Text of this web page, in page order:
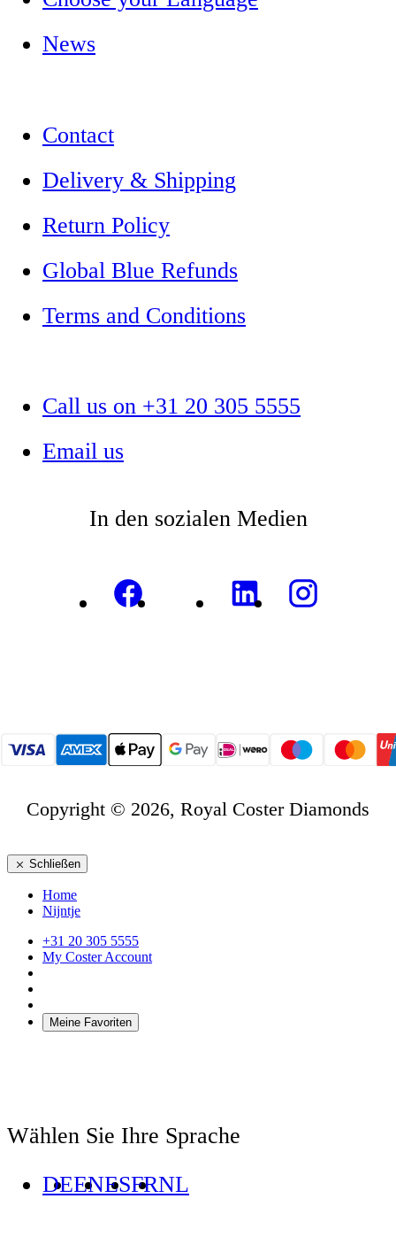
News
Contact
Delivery & Shipping
Return Policy
Global Blue Refunds
Terms and Conditions
Call us on +31 20 305 5555
Email us
In den sozialen Medien
Copyright © 2026, Royal Coster Diamonds
Schließen
Home
Nijntje
+31 20 305 5555
My Coster Account
Meine Favoriten
Wählen Sie Ihre Sprache
DEENESFRNL